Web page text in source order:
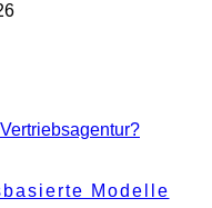
Modelle